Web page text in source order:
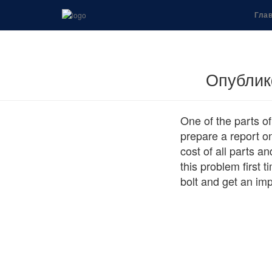
One of the parts
prepare a report
cost of all parts
this problem first
bolt and get an